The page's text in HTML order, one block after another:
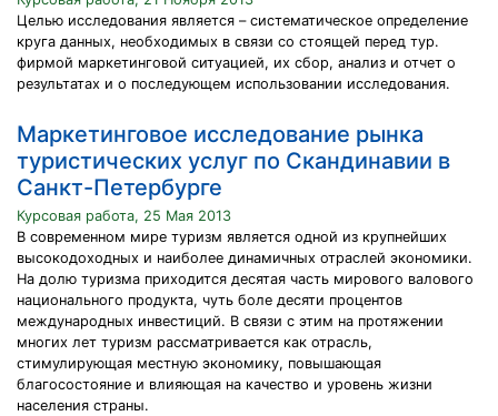
Целью исследования является – систематическое определение
круга данных, необходимых в связи со стоящей перед тур.
фирмой маркетинговой ситуацией, их сбор, анализ и отчет о
результатах и о последующем использовании исследования.
Маркетинговое исследование рынка
туристических услуг по Скандинавии в
Санкт-Петербурге
Курсовая работа, 25 Мая 2013
В современном мире туризм является одной из крупнейших
высокодоходных и наиболее динамичных отраслей экономики.
На долю туризма приходится десятая часть мирового валового
национального продукта, чуть боле десяти процентов
международных инвестиций. В связи с этим на протяжении
многих лет туризм рассматривается как отрасль,
стимулирующая местную экономику, повышающая
благосостояние и влияющая на качество и уровень жизни
населения страны.